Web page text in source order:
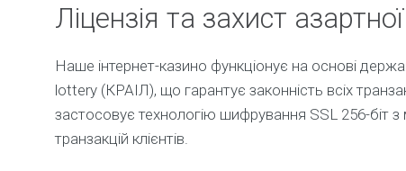
Ліцензія та захист
Наше інтернет-казино функціонує на основі
lottery (КРАІЛ), що гарантує законність всіх
застосовує технологію шифрування SSL 256-біт
транзакцій клієнтів.